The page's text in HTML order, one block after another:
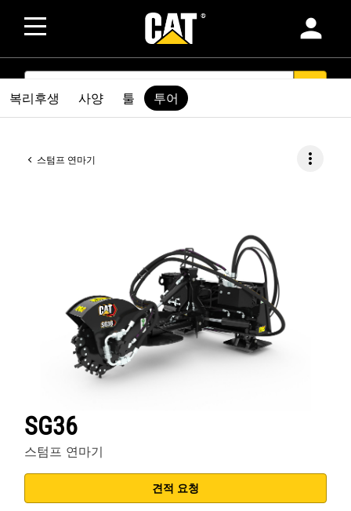
person
SEARCH
스텀프 연마기 more_vert
SG36
스텀프 연마기
견적 요청
복리후생 사양 툴 투어